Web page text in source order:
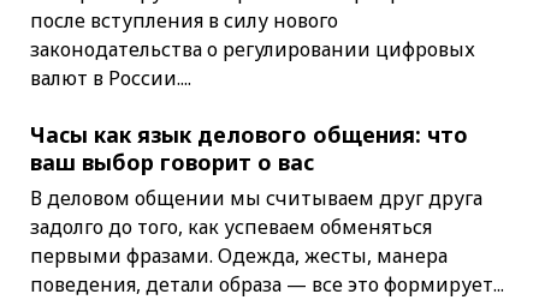
после вступления в силу нового
законодательства о регулировании цифровых
валют в России....
Часы как язык делового общения: что
ваш выбор говорит о вас
В деловом общении мы считываем друг друга
задолго до того, как успеваем обменяться
первыми фразами. Одежда, жесты, манера
поведения, детали образа — все это формирует...